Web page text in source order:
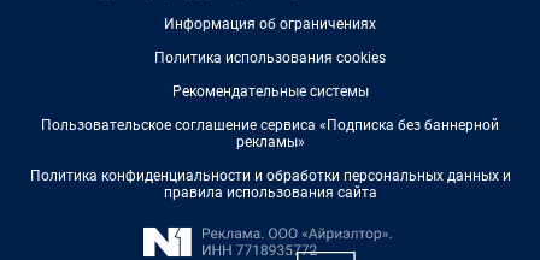
Информация об ограничениях
Политика использования cookies
Рекомендательные системы
Пользовательское соглашение сервиса «Подписка без баннерной
рекламы»
Политика конфиденциальности и обработки персональных данных и
правила использования сайта